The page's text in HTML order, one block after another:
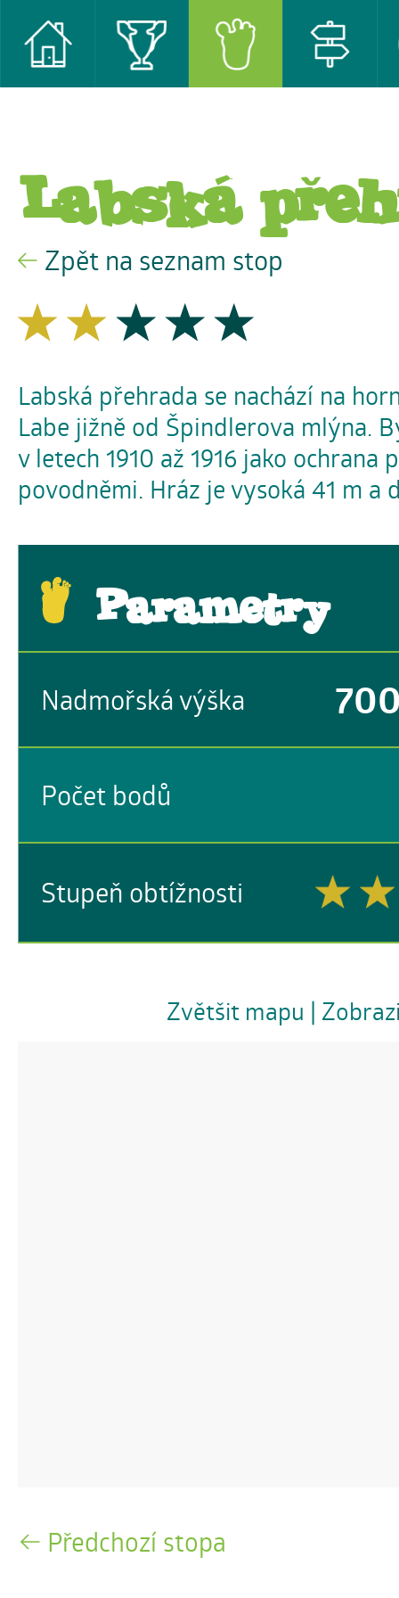
Labská
Zpět na seznam stop
Labská přehrada se nachází na
Labe jižně od Špindlerova mlýna.
v letech 1910 až 1916 jako ochrana
povodněmi. Hráz je vysoká 41 m a
Parametry
Nadmořská výška
Počet bodů
Stupeň obtížnosti
Zvětšit mapu |
Předchozí stopa